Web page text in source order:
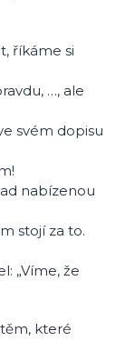
říkáme si
…, ale
svém dopisu
nabízenou
stojí za to.
„Víme, že
které